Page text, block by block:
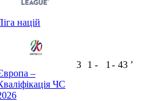
націй
–
ЧС
3 1 - 1 - 43 ʼ